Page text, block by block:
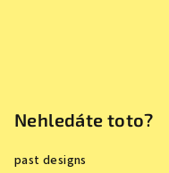
Nehledáte toto?
past designs